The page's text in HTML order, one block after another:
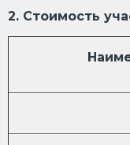
2. Стоимость